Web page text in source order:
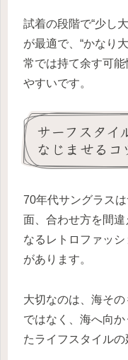
試着の段階で“少し
が最適で、“かなり
常では持て余す可
やすいです。
サーフスタイ
なじませるコ
70年代サングラス
面、合わせ方を間
なるレトロファッ
があります。
大切なのは、海そ
ではなく、海へ向
たライフスタイルの